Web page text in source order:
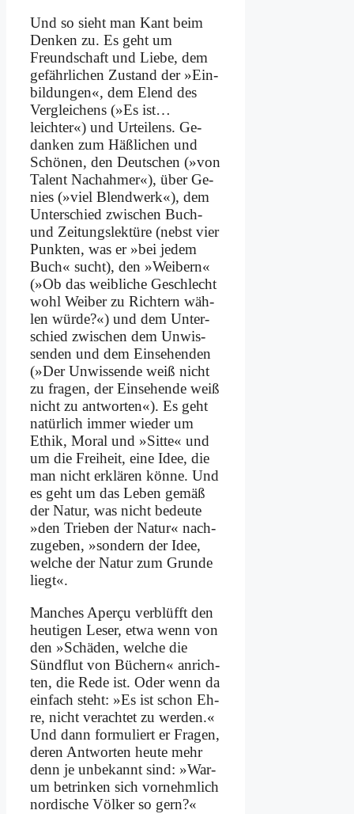
Und so sieht man Kant beim
Den­ken zu. Es geht um
Freund­schaft und Lie­be, dem
ge­fähr­li­chen Zu­stand der »Ein­
bil­dun­gen«, dem Elend des
Ver­glei­chens (»Es ist…
leichter«) und Ur­tei­lens. Ge­
dan­ken zum Häß­li­chen und
Schö­nen, den Deut­schen (»von
Ta­lent Nach­ah­mer«), über Ge­
nies (»viel Blend­werk«), dem
Un­ter­schied zwi­schen Buch-
und Zei­tungs­lek­tü­re (nebst vier
Punk­ten, was er »bei je­dem
Buch« sucht), den »Wei­bern«
(»Ob das weib­li­che Ge­schlecht
wohl Wei­ber zu Rich­tern wäh­
len wür­de?«) und dem Un­ter­
schied zwi­schen dem Un­wis­
sen­den und dem Ein­se­hen­den
(»Der Un­wis­sen­de weiß nicht
zu fra­gen, der Ein­se­hen­de weiß
nicht zu ant­wor­ten«). Es geht
na­tür­lich im­mer wie­der um
Ethik, Mo­ral und »Sit­te« und
um die Frei­heit, ei­ne Idee, die
man nicht er­klä­ren kön­ne. Und
es geht um das Le­ben ge­mäß
der Na­tur, was nicht be­deu­te
»den Trie­ben der Na­tur« nach­
zu­ge­ben, »son­dern der Idee,
wel­che der Na­tur zum Grun­de
liegt«.
Man­ches Aper­çu ver­blüfft den
heu­ti­gen Le­ser, et­wa wenn von
den »Schä­den, wel­che die
Sünd­flut von Bü­chern« an­rich­
ten, die Re­de ist. Oder wenn da
ein­fach steht: »Es ist schon Eh­
re, nicht ver­ach­tet zu wer­den.«
Und dann for­mu­liert er Fra­gen,
de­ren Ant­wor­ten heu­te mehr
denn je un­be­kannt sind: »War­
um be­trin­ken sich vor­nehm­lich
nor­di­sche Völ­ker so gern?«